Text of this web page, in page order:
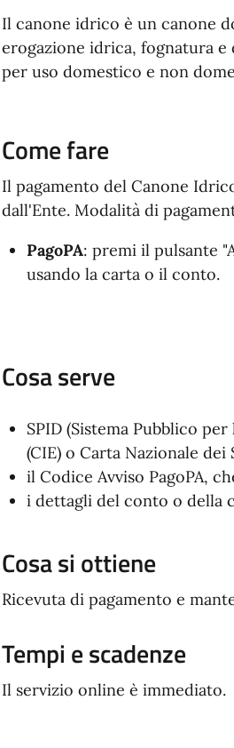
Il canone idrico è un canone
erogazione idrica, fognatura
per uso domestico e non
Come fare
Il pagamento del Canone
dall'Ente. Modalità di
PagoPA: premi il pulsante
usando la carta o il conto.
Cosa serve
SPID (Sistema Pubblico
(CIE) o Carta Nazionale dei
il Codice Avviso PagoPA,
i dettagli del conto o della
Cosa si ottiene
Ricevuta di pagamento e
Tempi e scadenze
Il servizio online è immediato.